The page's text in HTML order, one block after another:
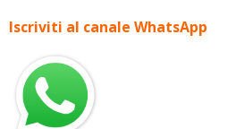
Iscriviti al canale WhatsApp